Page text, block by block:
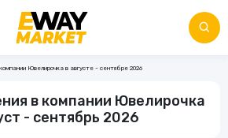
Ювелирочка в августе - сентябре 2026
в компании Ювелирочка
- сентябрь 2026